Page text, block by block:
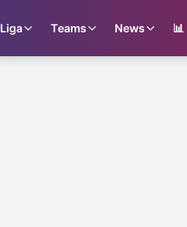
Liga Teams News 📊